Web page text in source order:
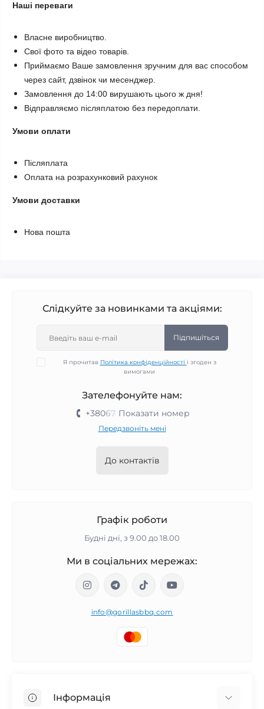
Наші переваги
Власне виробництво.
Свої фото та відео товарів.
Приймаємо Ваше замовлення зручним для вас способом
через сайт, дзвінок чи месенджер.
Замовлення до 14:00 вирушають цього ж дня!
Відправляємо післяплатою без передоплати.
Умови оплати
Післяплата
Оплата на розрахунковий рахунок
Умови доставки
Нова пошта
Слідкуйте за новинками та акціями:
Підпишіться
Я прочитав Політика конфіденційності і згоден з
вимогами
Зателефонуйте нам:
+38067 Показати номер
Передзвоніть мені
До контактів
Графік роботи
Будні дні, з 9.00 до 18.00
Ми в соціальних мережах:
info@gorillasbbq.com
Інформація